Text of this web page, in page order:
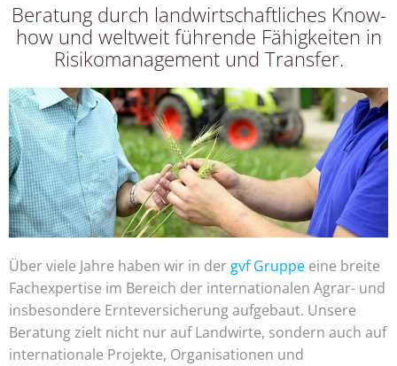
Beratung durch landwirtschaftliches Know-
how und weltweit führende Fähigkeiten in
Risikomanagement und Transfer.
Über viele Jahre haben wir in dergvf Gruppe eine breite
Fachexpertise im Bereich der internationalen Agrar- und
insbesondere Ernteversicherung aufgebaut. Unsere
Beratung zielt nicht nur auf Landwirte, sondern auch auf
internationale Projekte, Organisationen und